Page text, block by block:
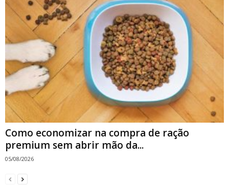
Como economizar na compra de ração
premium sem abrir mão da...
05/08/2026